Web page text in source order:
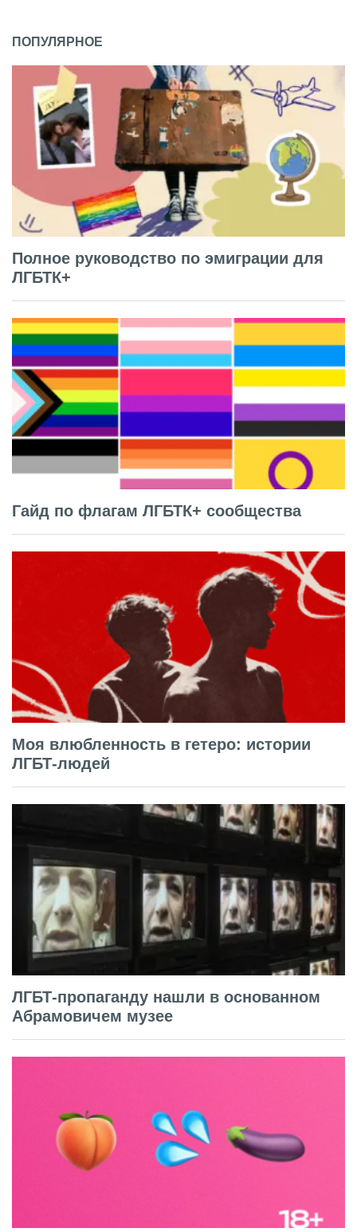
ПОПУЛЯРНОЕ
Полное руководство по эмиграции для
ЛГБТК+
Гайд по флагам ЛГБТК+ сообщества
Моя влюбленность в гетеро: истории
ЛГБТ-людей
ЛГБТ-пропаганду нашли в основанном
Абрамовичем музее